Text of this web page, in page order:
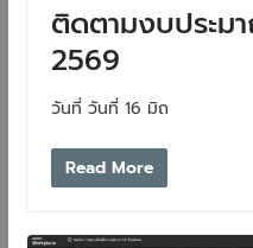
ติดตามงบประ
2569
วันที่ วันที่ 16 มิถ
Read More